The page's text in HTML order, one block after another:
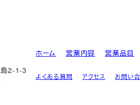
2-1-3
ホーム 営業内容 営業品目
よくある質問 アクセス お問い